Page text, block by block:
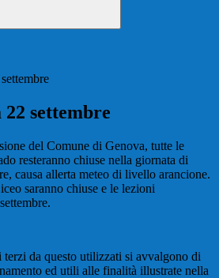
settembre
del Comune di Genova, tutte le
resteranno chiuse nella giornata di
causa allerta meteo di livello arancione.
saranno chiuse e le lezioni
da questo utilizzati si avvalgono di
ed utili alle finalità illustrate nella